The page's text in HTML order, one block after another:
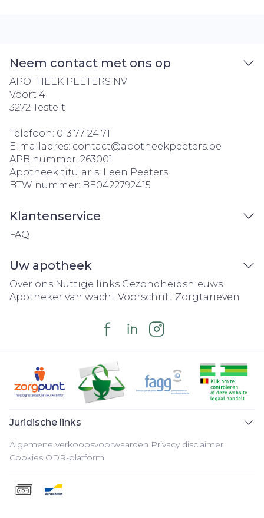
Neem contact met ons op
APOTHEEK PEETERS NV
Voort 4
3272 Testelt
Telefoon: 013 77 24 71
E-mailadres: contact@apotheekpeeters.be
APB nummer: 263001
Apotheek titularis: Leen Peeters
BTW nummer: BE0422792415
Klantenservice
FAQ
Uw apotheek
Over ons Nuttige links Gezondheidsnieuws
Apotheker van wacht Voorschrift Zorgtarieven
Juridische links
Algemene verkoopsvoorwaarden Privacy disclaimer
Cookies ODR-platform